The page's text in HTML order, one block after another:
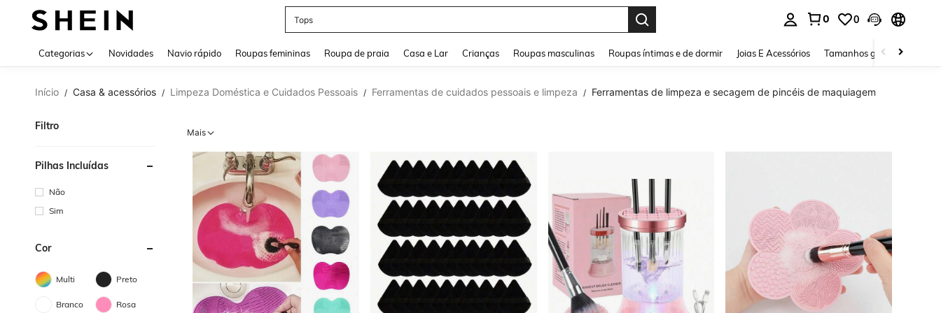
Tops
0 0
Categorias Novidades Navio rápido Roupas femininas Roupa de praia Casa e Lar Crianças Roupas masculinas Roupas íntimas e de dormir Joias E Acessórios Tamanhos grandes
Início / Casa & acessórios / Limpeza Doméstica e Cuidados Pessoais / Ferramentas de cuidados pessoais e limpeza / Ferramentas de limpeza e secagem de pincéis de maquiagem
Filtro
Pilhas Incluídas
Não
Sim
Cor
Multi Preto
Branco Rosa
Mais